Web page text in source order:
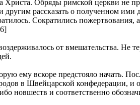
Христа. Обряды римской церкви не
рассказать о полученном ими
Сократились
от вмешательства. Не
ему вскоре предстояло начать.
в Швейцарской конфедерации, и
новшеств и соответственно